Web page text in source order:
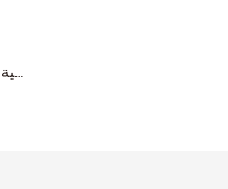
مثابرة عالية النايلون متعدد الشعيرات الأكمام خرطوم واقية